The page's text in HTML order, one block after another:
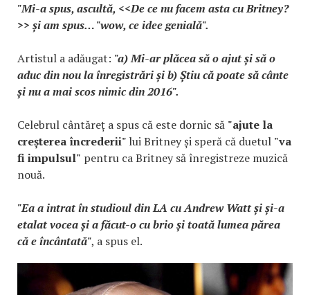
"Mi-a spus, ascultă, <<De ce nu facem asta cu Britney?
>> și am spus… "wow, ce idee genială".
Artistul a adăugat: "a) Mi-ar plăcea să o ajut și să o
aduc din nou la înregistrări și b) Știu că poate să cânte
și nu a mai scos nimic din 2016".
Celebrul cântăreț a spus că este dornic să "ajute la
creșterea încrederii" lui Britney și speră că duetul "va
fi impulsul" pentru ca Britney să înregistreze muzică
nouă.
"Ea a intrat în studioul din LA cu Andrew Watt și și-a
etalat vocea și a făcut-o cu brio și toată lumea părea
că e încântată", a spus el.